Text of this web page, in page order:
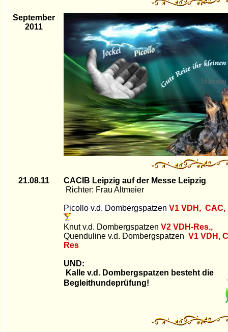
September
2011
21.08.11
CACIB Leipzig auf der Messe Leipzig
Richter: Frau Altmeier
Picollo v.d. Dombergspatzen V1 VDH,
Knut v.d. Dombergspatzen V2 VDH-Res.,
Quenduline v.d. Dombergspatzen V1 VDH,
Res
UND:
Kalle v.d. Dombergspatzen besteht die
Begleithundeprüfung!